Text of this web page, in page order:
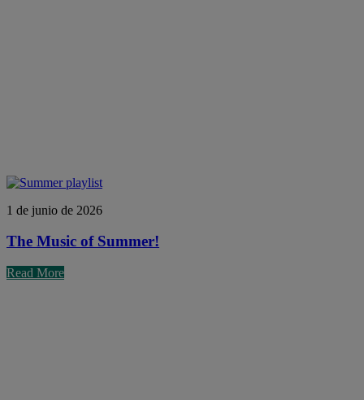
1 de junio de 2026
The Music of Summer!
Read More